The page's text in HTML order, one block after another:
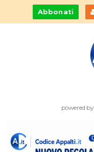
Abbonati
powered by